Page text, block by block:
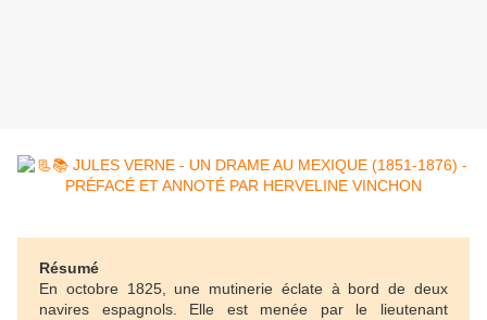
Résumé
En octobre 1825, une mutinerie éclate à bord de deux
navires espagnols. Elle est menée par le lieutenant